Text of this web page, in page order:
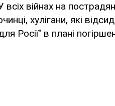
війнах на
хулігани, які
Росії" в плані